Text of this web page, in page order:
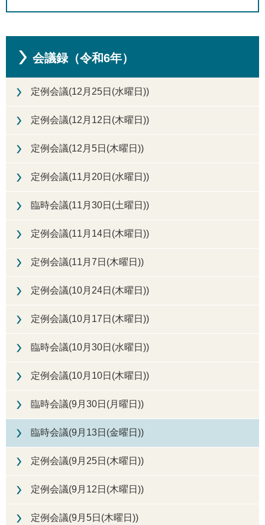
会議録（令和6年）
定例会議(12月25日(水曜日))
定例会議(12月12日(木曜日))
定例会議(12月5日(木曜日))
定例会議(11月20日(水曜日))
臨時会議(11月30日(土曜日))
定例会議(11月14日(木曜日))
定例会議(11月7日(木曜日))
定例会議(10月24日(木曜日))
定例会議(10月17日(木曜日))
臨時会議(10月30日(水曜日))
定例会議(10月10日(木曜日))
臨時会議(9月30日(月曜日))
臨時会議(9月13日(金曜日))
定例会議(9月25日(木曜日))
定例会議(9月12日(木曜日))
定例会議(9月5日(木曜日))